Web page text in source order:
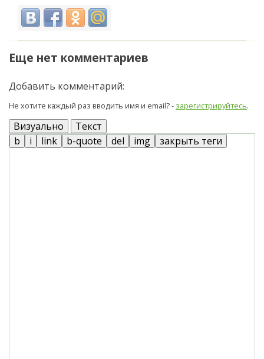
Еще нет комментариев
Добавить комментарий:
Не хотите каждый раз вводить имя и email? - зарегистрируйтесь.
Визуально Текст